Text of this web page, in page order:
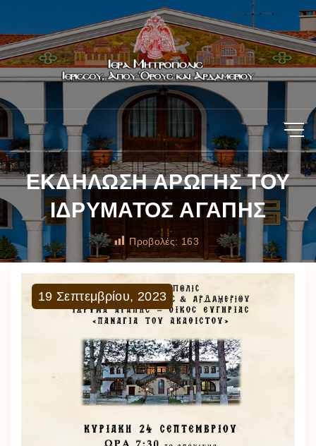
ΕΚΔΗΛΩΣΗ ΑΡΩΓΗΣ ΤΟΥ
ΙΔΡΥΜΑΤΟΣ ΑΓΑΠΗΣ
Προβολές: 163
19 Σεπτεμβρίου, 2023